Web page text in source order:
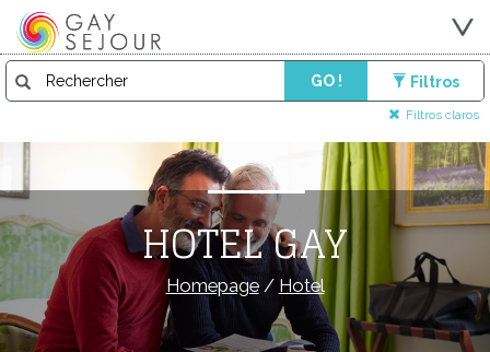
GO ! Filtros
Filtros claros
HOTEL GAY
Homepage/ Hotel